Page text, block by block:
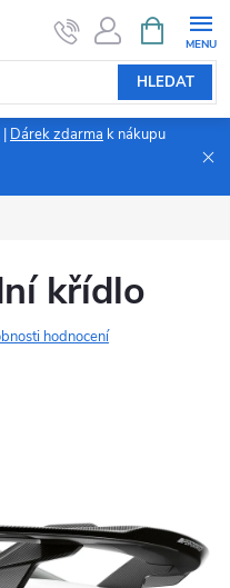
HLEDAT
NÁKUPNÍ
KOŠÍK
Dárek zdarma k nákupu
křídlo
hodnocení